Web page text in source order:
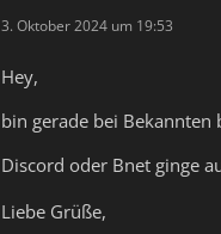
3. Oktober 2024 um 19:53
Hey,
bin gerade bei Bekannten
Discord oder Bnet ginge
Liebe Grüße,